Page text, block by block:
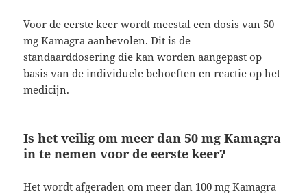
Voor de eerste keer wordt meestal een dosis van 50
mg Kamagra aanbevolen. Dit is de
standaarddosering die kan worden aangepast op
basis van de individuele behoeften en reactie op het
medicijn.
Is het veilig om meer dan 50 mg Kamagra
in te nemen voor de eerste keer?
Het wordt afgeraden om meer dan 100 mg Kamagra